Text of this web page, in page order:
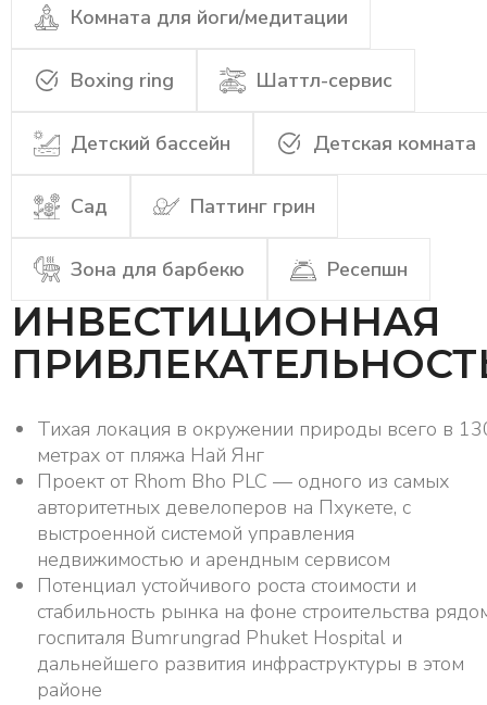
Комната для йоги/медитации
Boxing ring Шаттл-сервис
Детский бассейн Детская комната
Сад Паттинг грин
Зона для барбекю Ресепшн
ИНВЕСТИЦИОННАЯ
Тихая локация в окружении природы всего в
метрах от пляжа Най Янг
Проект от Rhom Bho PLC — одного из самых
авторитетных девелоперов на Пхукете, с
выстроенной системой управления
недвижимостью и арендным сервисом
Потенциал устойчивого роста стоимости и
стабильность рынка на фоне строительства
госпиталя Bumrungrad Phuket Hospital и
дальнейшего развития инфраструктуры в этом
районе